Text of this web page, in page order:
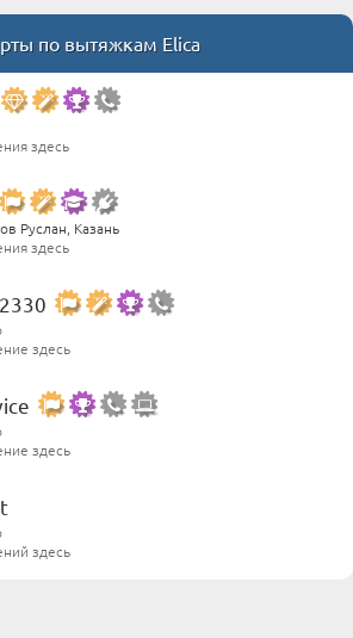
по вытяжкам Elica
здесь
Руслан, Казань
здесь
здесь
здесь
здесь